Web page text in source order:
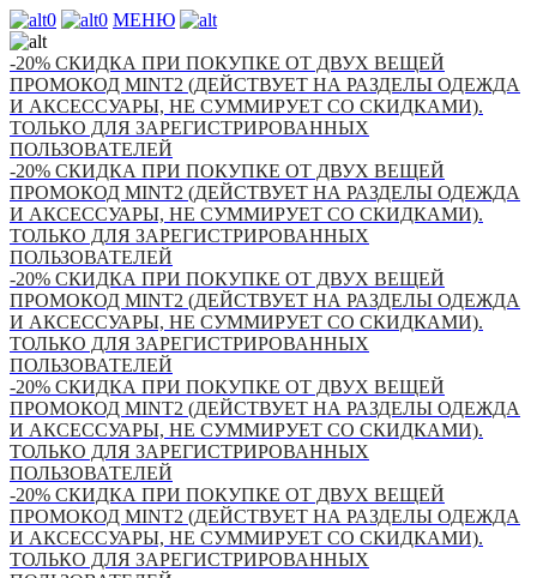
0 0 МЕНЮ
-20% СКИДКА ПРИ ПОКУПКЕ ОТ ДВУХ ВЕЩЕЙ
ПРОМОКОД MINT2 (ДЕЙСТВУЕТ НА РАЗДЕЛЫ ОДЕЖДА
И АКСЕССУАРЫ, НЕ СУММИРУЕТ СО СКИДКАМИ).
ТОЛЬКО ДЛЯ ЗАРЕГИСТРИРОВАННЫХ
ПОЛЬЗОВАТЕЛЕЙ
-20% СКИДКА ПРИ ПОКУПКЕ ОТ ДВУХ ВЕЩЕЙ
ПРОМОКОД MINT2 (ДЕЙСТВУЕТ НА РАЗДЕЛЫ ОДЕЖДА
И АКСЕССУАРЫ, НЕ СУММИРУЕТ СО СКИДКАМИ).
ТОЛЬКО ДЛЯ ЗАРЕГИСТРИРОВАННЫХ
ПОЛЬЗОВАТЕЛЕЙ
-20% СКИДКА ПРИ ПОКУПКЕ ОТ ДВУХ ВЕЩЕЙ
ПРОМОКОД MINT2 (ДЕЙСТВУЕТ НА РАЗДЕЛЫ ОДЕЖДА
И АКСЕССУАРЫ, НЕ СУММИРУЕТ СО СКИДКАМИ).
ТОЛЬКО ДЛЯ ЗАРЕГИСТРИРОВАННЫХ
ПОЛЬЗОВАТЕЛЕЙ
-20% СКИДКА ПРИ ПОКУПКЕ ОТ ДВУХ ВЕЩЕЙ
ПРОМОКОД MINT2 (ДЕЙСТВУЕТ НА РАЗДЕЛЫ ОДЕЖДА
И АКСЕССУАРЫ, НЕ СУММИРУЕТ СО СКИДКАМИ).
ТОЛЬКО ДЛЯ ЗАРЕГИСТРИРОВАННЫХ
ПОЛЬЗОВАТЕЛЕЙ
-20% СКИДКА ПРИ ПОКУПКЕ ОТ ДВУХ ВЕЩЕЙ
ПРОМОКОД MINT2 (ДЕЙСТВУЕТ НА РАЗДЕЛЫ ОДЕЖДА
И АКСЕССУАРЫ, НЕ СУММИРУЕТ СО СКИДКАМИ).
ТОЛЬКО ДЛЯ ЗАРЕГИСТРИРОВАННЫХ